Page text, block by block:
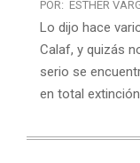
POR: ESTHER
Lo dijo hace
Calaf, y quizás
serio se
en total